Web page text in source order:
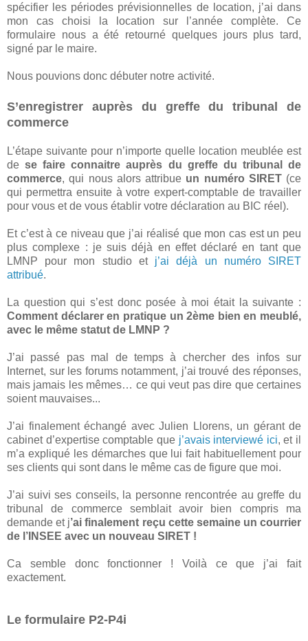
spécifier les périodes prévisionnelles de location, j’ai dans
mon cas choisi la location sur l’année complète. Ce
formulaire nous a été retourné quelques jours plus tard,
signé par le maire.
Nous pouvions donc débuter notre activité.
S’enregistrer auprès du greffe du tribunal de
commerce
L’étape suivante pour n’importe quelle location meublée est
dese faire connaitre auprès du greffe du tribunal de
commerce, qui nous alors attribue un numéro SIRET(ce
qui permettra ensuite à votre expert-comptable de travailler
pour vous et de vous établir votre déclaration au BIC réel).
Et c’est à ce niveau que j’ai réalisé que mon cas est un peu
plus complexe : je suis déjà en effet déclaré en tant que
LMNP pour mon studio et j’ai déjà un numéro SIRET
attribué.
La question qui s’est donc posée à moi était la suivante :
Comment déclarer en pratique un 2ème bien en meublé,
avec le même statut de LMNP ?
J’ai passé pas mal de temps à chercher des infos sur
Internet, sur les forums notamment, j’ai trouvé des réponses,
mais jamais les mêmes… ce qui veut pas dire que certaines
soient mauvaises...
J’ai finalement échangé avec Julien Llorens, un gérant de
cabinet d’expertise comptable que j’avais interviewé ici, et il
m’a expliqué les démarches que lui fait habituellement pour
ses clients qui sont dans le même cas de figure que moi.
J’ai suivi ses conseils, la personne rencontrée au greffe du
tribunal de commerce semblait avoir bien compris ma
demande et j’ai finalement reçu cette semaine un courrier
de l’INSEE avec un nouveau SIRET !
Ca semble donc fonctionner ! Voilà ce que j’ai fait
exactement.
Le formulaire P2-P4i